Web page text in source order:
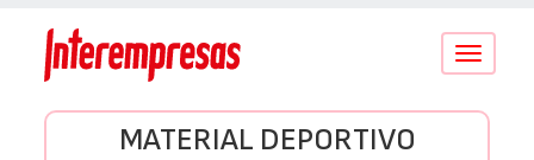
Conmutar
MATERIAL DEPORTIVO